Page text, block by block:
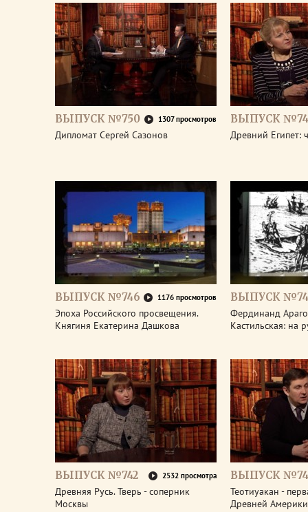
ВЫПУСК №750 1307 просмотров
Дипломат Сергей Сазонов
ВЫПУСК
Древний Египет:
ВЫПУСК №746 1176 просмотров
Эпоха Российского просвещения.
Княгиня Екатерина Дашкова
ВЫПУСК
Фердинанд
Кастильская: на
ВЫПУСК №742 2532 просмотра
Древняя Русь. Тверь - соперник
Москвы
ВЫПУСК
Теотиуакан -
Древней Америки